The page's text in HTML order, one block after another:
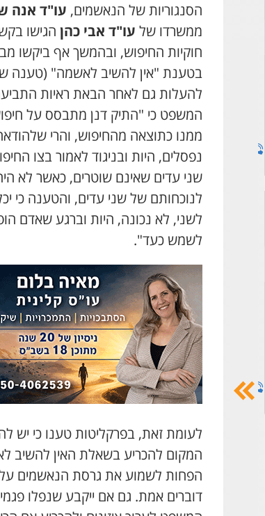
הסנגוריות של הנאשמים, עו"ד אנה
ממשרדו של עו"ד אבי כהן הגישו
חוקיות החיפוש, ובהמשך אף ביקשו
בטענת "אין להשיב לאשמה" (טענה
להעלות גם לאחר הבאת ראיות
המשפט כי "התיק דנן מתבסס על
ממנו כתוצאה מהחיפוש, והרי
נפסלים, היות ובניגוד לאמור בצו
שני עדים שאינם שוטרים, כאשר לא
לנוכחותם של שני עדים, והטענה כי
לשני, לא נכונה, היות וברגע שאדם
לשמש כעד".
לעומת זאת, בפרקליטות טענו כי יש
המקום להכריע בשאלת האין להשיב
הפחות לשמוע את גרסת הנאשמים
דוברים אמת. גם אם ייקבע שנפלו